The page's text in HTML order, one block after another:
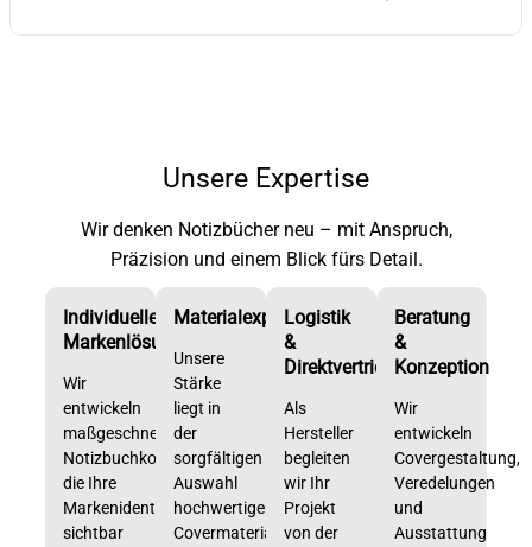
Wir denken Notizbücher neu – mit Anspruch,
Präzision und einem Blick fürs Detail.
Unsere Expertise
Individuelle
Markenlösungen
Wir
entwickeln
maßgeschneiderte
Notizbuchkonzepte,
die Ihre
Markenidentität
sichtbar
Materialexpertise
Unsere
Stärke
liegt in
der
sorgfältigen
Auswahl
hochwertiger
Covermaterialien
Logistik
&
Direktvertrieb
Als
Hersteller
begleiten
wir Ihr
Projekt
von der
Beratung
&
Konzeption
Wir
entwickeln
Covergestaltung,
Veredelungen
und
Ausstattung